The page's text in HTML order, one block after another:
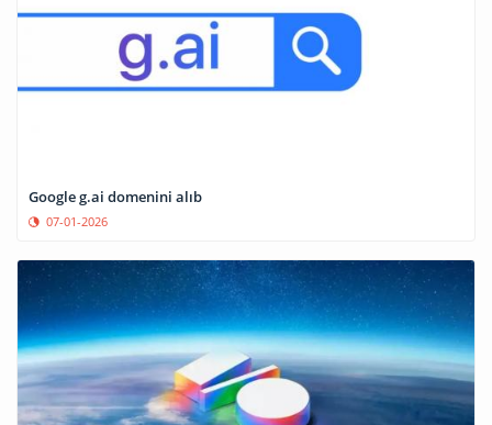
Google g.ai domenini alıb
07-01-2026